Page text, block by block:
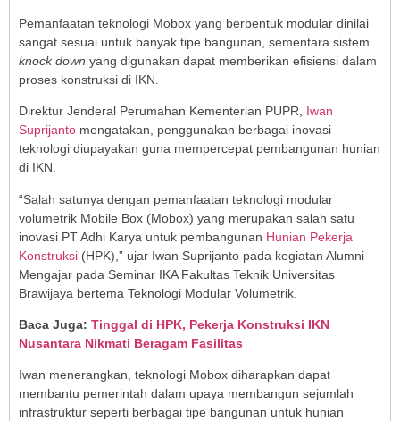
Pemanfaatan teknologi Mobox yang berbentuk modular dinilai
sangat sesuai untuk banyak tipe bangunan, sementara sistem
knock down yang digunakan dapat memberikan efisiensi dalam
proses konstruksi di IKN.
Direktur Jenderal Perumahan Kementerian PUPR, Iwan
Suprijanto mengatakan, penggunakan berbagai inovasi
teknologi diupayakan guna mempercepat pembangunan hunian
di IKN.
“Salah satunya dengan pemanfaatan teknologi modular
volumetrik Mobile Box (Mobox) yang merupakan salah satu
inovasi PT Adhi Karya untuk pembangunan Hunian Pekerja
Konstruksi (HPK),” ujar Iwan Suprijanto pada kegiatan Alumni
Mengajar pada Seminar IKA Fakultas Teknik Universitas
Brawijaya bertema Teknologi Modular Volumetrik.
Baca Juga: Tinggal di HPK, Pekerja Konstruksi IKN
Nusantara Nikmati Beragam Fasilitas
Iwan menerangkan, teknologi Mobox diharapkan dapat
membantu pemerintah dalam upaya membangun sejumlah
infrastruktur seperti berbagai tipe bangunan untuk hunian